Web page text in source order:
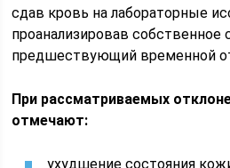
сдав кровь на лабораторные
проанализировав собственное
предшествующий временной
При рассматриваемых
отмечают:
ухудшение состояния